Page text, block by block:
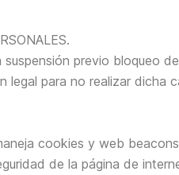
previo bloqueo
legal para no realizar dicha
cookies y web
de la página de